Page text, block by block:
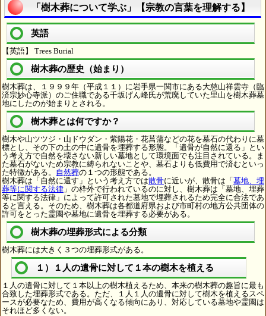
「樹木葬について学ぶ」【宗教の言葉を理解する】
英語
【英語】 Trees Burial
樹木葬の歴史（始まり）
樹木葬は、１９９９年（平成１１）に岩手県一関市にある大慈山祥雲寺（臨
済宗妙心寺派）のご住職である千坂げん峰氏が荒廃していた里山を樹木葬墓
地にしたのが始まりとされる。
樹木葬とは何ですか？
樹木や山ツツジ・山ドウダン・紫陽花・花菖蒲などの花を墓石の代わりに墓
標とし、その下の土の中に遺骨を埋葬する形態。「遺骨が自然に還る」とい
う考え方で自然を壊さない新しい墓地として環境面でも注目されている。ま
た墓石がないため宗教に縛られないことや、墓石よりも低費用で済むといっ
た特徴がある。 自然葬の１つの形態である。
樹木葬は「自然に還す」という考え方では散骨に近いが、散骨は「 墓地、埋
葬等に関する法律 」の枠外で行われているのに対し、樹木葬は「墓地、埋葬
等に関する法律」によって許可された墓地で埋葬されるため完全に合法であ
ると言える。そのため、樹木葬は各都道府県および市町村の地方公共団体の
許可をとった霊園や墓地に遺骨を埋葬する必要がある。
樹木葬の埋葬形式による分類
樹木葬には大きく３つの埋葬形式がある。
１）１人の遺骨に対して１本の樹木を植える
１人の遺骨に対して１本以上の樹木植えるため、本来の樹木葬の趣旨に最も
合致した埋葬形式である。ただ、１人１人の遺骨に対して樹木を植えるスペ
ースが必要なため、費用が高くなる傾向にあり、対応している墓地や霊園は
それほど多くない。